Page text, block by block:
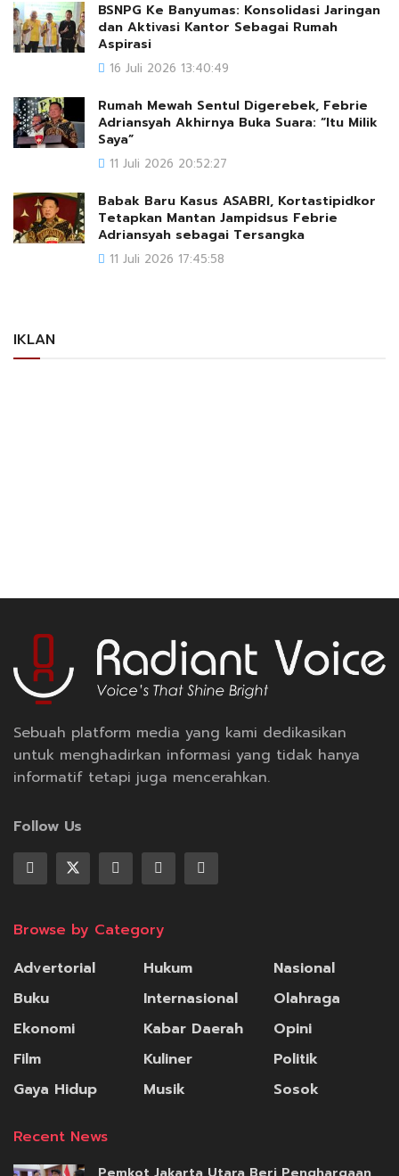
BSNPG Ke Banyumas: Konsolidasi Jaringan
dan Aktivasi Kantor Sebagai Rumah
Aspirasi
16 Juli 2026 13:40:49
Rumah Mewah Sentul Digerebek, Febrie
Adriansyah Akhirnya Buka Suara: “Itu Milik
Saya”
11 Juli 2026 20:52:27
Babak Baru Kasus ASABRI, Kortastipidkor
Tetapkan Mantan Jampidsus Febrie
Adriansyah sebagai Tersangka
11 Juli 2026 17:45:58
IKLAN
Sebuah platform media yang kami dedikasikan
untuk menghadirkan informasi yang tidak hanya
informatif tetapi juga mencerahkan.
Follow Us
Browse by Category
Advertorial
Buku
Ekonomi
Film
Gaya Hidup
Hukum
Internasional
Kabar Daerah
Kuliner
Musik
Nasional
Olahraga
Opini
Politik
Sosok
Recent News